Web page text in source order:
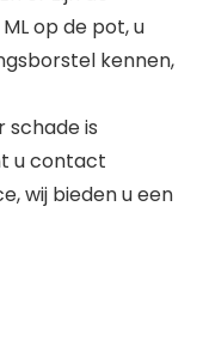
op de pot, u
kennen,
schade is
u contact
wij bieden u een